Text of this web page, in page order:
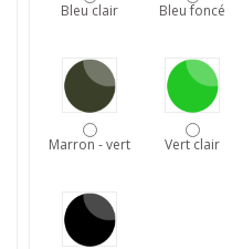
Bleu clair Bleu foncé
Marron - vert Vert clair